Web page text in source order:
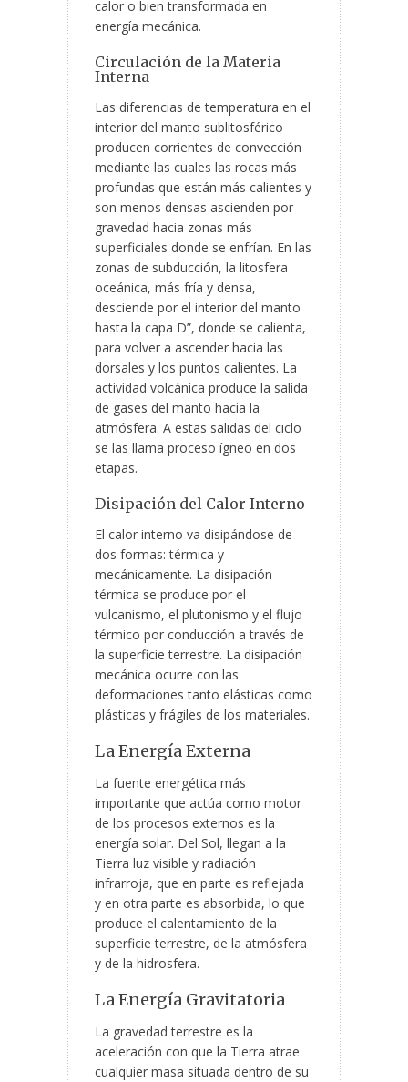
calor o bien transformada en
energía mecánica.
Circulación de la Materia
Interna
Las diferencias de temperatura en el
interior del manto sublitosférico
producen corrientes de convección
mediante las cuales las rocas más
profundas que están más calientes y
son menos densas ascienden por
gravedad hacia zonas más
superficiales donde se enfrían. En las
zonas de subducción, la litosfera
oceánica, más fría y densa,
desciende por el interior del manto
hasta la capa D”, donde se calienta,
para volver a ascender hacia las
dorsales y los puntos calientes. La
actividad volcánica produce la salida
de gases del manto hacia la
atmósfera. A estas salidas del ciclo
se las llama proceso ígneo en dos
etapas.
Disipación del Calor Interno
El calor interno va disipándose de
dos formas: térmica y
mecánicamente. La disipación
térmica se produce por el
vulcanismo, el plutonismo y el flujo
térmico por conducción a través de
la superficie terrestre. La disipación
mecánica ocurre con las
deformaciones tanto elásticas como
plásticas y frágiles de los materiales.
La Energía Externa
La fuente energética más
importante que actúa como motor
de los procesos externos es la
energía solar. Del Sol, llegan a la
Tierra luz visible y radiación
infrarroja, que en parte es reflejada
y en otra parte es absorbida, lo que
produce el calentamiento de la
superficie terrestre, de la atmósfera
y de la hidrosfera.
La Energía Gravitatoria
La gravedad terrestre es la
aceleración con que la Tierra atrae
cualquier masa situada dentro de su